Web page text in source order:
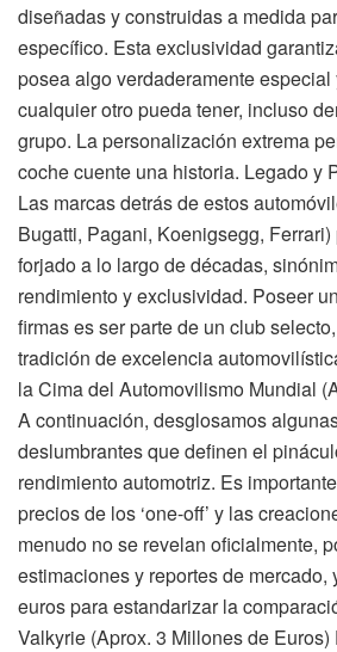
diseñadas y construidas a medida
específico. Esta exclusividad
posea algo verdaderamente
cualquier otro pueda tener, incluso
grupo. La personalización extrema
coche cuente una historia. Legado y
Las marcas detrás de estos
Bugatti, Pagani, Koenigsegg,
forjado a lo largo de décadas,
rendimiento y exclusividad. Poseer
firmas es ser parte de un club
tradición de excelencia
la Cima del Automovilismo Mundial
A continuación, desglosamos
deslumbrantes que definen el
rendimiento automotriz. Es
precios de los ‘one-off’ y las
menudo no se revelan oficialmente,
estimaciones y reportes de mercado,
euros para estandarizar la
Valkyrie (Aprox. 3 Millones de